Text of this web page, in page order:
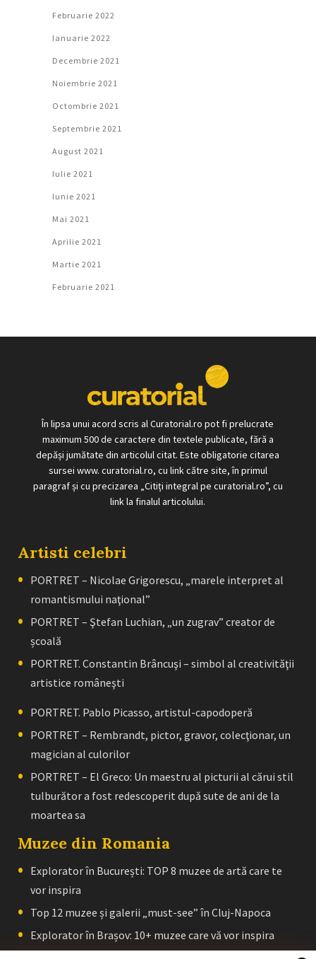
Februarie 2022
Ianuarie 2022
Decembrie 2021
Noiembrie 2021
Octombrie 2021
Septembrie 2021
August 2021
Iulie 2021
Iunie 2021
Mai 2021
Aprilie 2021
Martie 2021
Februarie 2021
În lipsa unui acord scris al Curatorial.ro pot fi prelucrate
maximum 500 de caractere din textele publicate, fără a
depăși jumătate din articolul citat. Este obligatorie citarea
sursei www. curatorial.ro, cu link către site, în primul
paragraf și cu precizarea „Citiți integral pe curatorial.ro”, cu
link la finalul articolului.
Artisti celebri
PORTRET – Nicolae Grigorescu, „marele interpret al
romantismului naţional”
PORTRET – Ştefan Luchian, „un zugrav” creator de
școală
PORTRET. Constantin Brâncuşi – simbol al creativităţii
artistice româneşti
PORTRET. Pablo Picasso, artistul-capodoperă
PORTRET – Rembrandt, pictor, gravor, colecţionar, un
magician al culorilor
PORTRET – El Greco: Un maestru al picturii al cărui stil
tulburător a fost redescoperit după sute de ani de la
moartea sa
Muzee din Romania
Explorator în București: TOP 8 muzee de artă care te
vor inspira
Top 12 muzee și galerii „must-see” în Cluj-Napoca
Explorator în Brașov: 10+ muzee care vă vor inspira